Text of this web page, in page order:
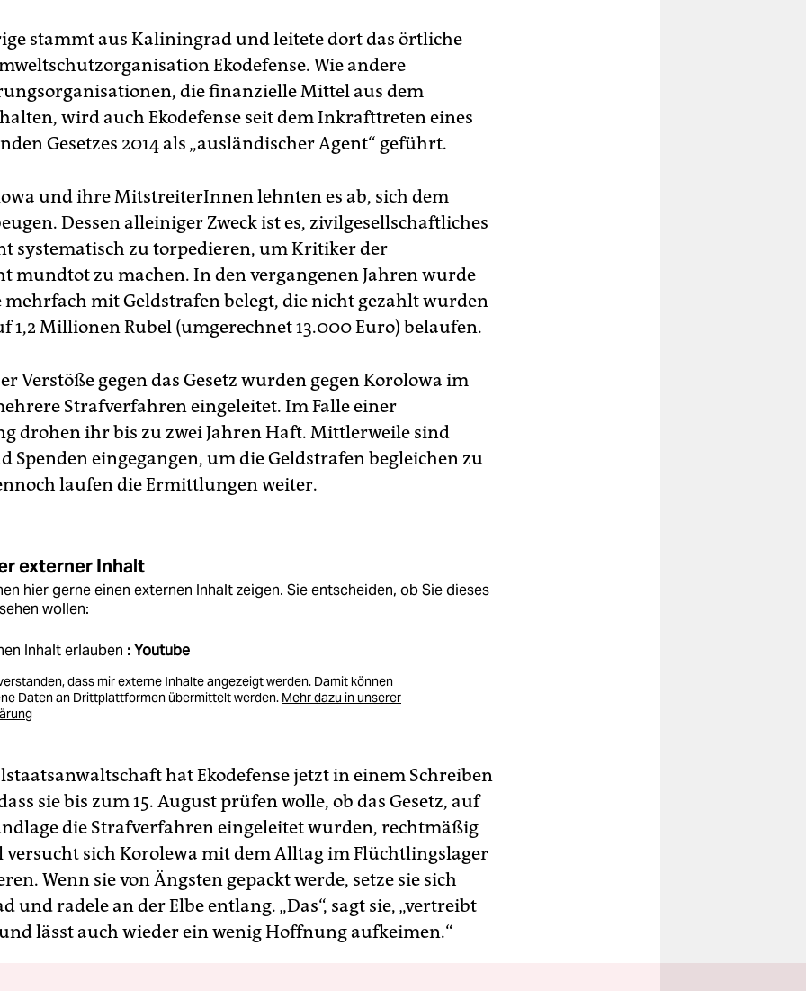
stammt aus Kaliningrad und leitete dort das örtliche
Ekodefense. Wie andere
die finanzielle Mittel aus dem
wird auch Ekodefense seit dem Inkrafttreten eines
Gesetzes 2014 als „ausländischer Agent“ geführt.
und ihre MitstreiterInnen lehnten es ab, sich dem
Dessen alleiniger Zweck ist es, zivilgesellschaftliches
systematisch zu torpedieren, um Kritiker der
mundtot zu machen. In den vergangenen Jahren wurde
mehrfach mit Geldstrafen belegt, die nicht gezahlt wurden
1,2 Millionen Rubel (umgerechnet 13.000 Euro) belaufen.
Verstöße gegen das Gesetz wurden gegen Korolowa im
Strafverfahren eingeleitet. Im Falle einer
drohen ihr bis zu zwei Jahren Haft. Mittlerweile sind
Spenden eingegangen, um die Geldstrafen begleichen zu
laufen die Ermittlungen weiter.
externer Inhalt
hier gerne einen externen Inhalt zeigen. Sie entscheiden, ob Sie dieses
wollen:
Inhalt erlauben : Youtube
dass mir externe Inhalte angezeigt werden. Damit können
Daten an Drittplattformen übermittelt werden. Mehr dazu in unserer
hat Ekodefense jetzt in einem Schreiben
sie bis zum 15. August prüfen wolle, ob das Gesetz, auf
die Strafverfahren eingeleitet wurden, rechtmäßig
versucht sich Korolewa mit dem Alltag im Flüchtlingslager
Wenn sie von Ängsten gepackt werde, setze sie sich
und radele an der Elbe entlang. „Das“, sagt sie, „vertreibt
lässt auch wieder ein wenig Hoffnung aufkeimen.“